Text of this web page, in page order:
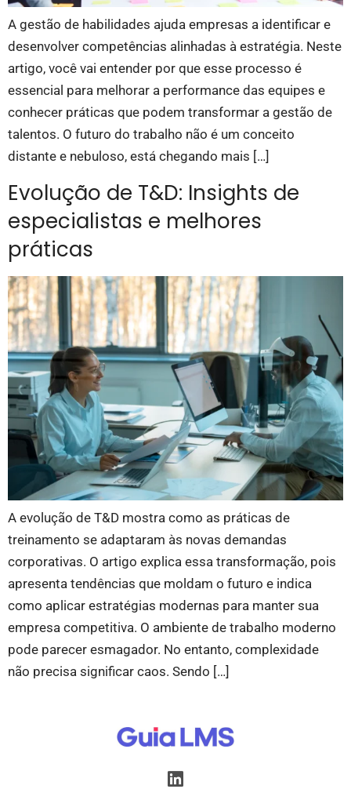
A gestão de habilidades ajuda empresas a identificar e
desenvolver competências alinhadas à estratégia. Neste
artigo, você vai entender por que esse processo é
essencial para melhorar a performance das equipes e
conhecer práticas que podem transformar a gestão de
talentos. O futuro do trabalho não é um conceito
distante e nebuloso, está chegando mais […]
Evolução de T&D: Insights de
especialistas e melhores
práticas
A evolução de T&D mostra como as práticas de
treinamento se adaptaram às novas demandas
corporativas. O artigo explica essa transformação, pois
apresenta tendências que moldam o futuro e indica
como aplicar estratégias modernas para manter sua
empresa competitiva. O ambiente de trabalho moderno
pode parecer esmagador. No entanto, complexidade
não precisa significar caos. Sendo […]